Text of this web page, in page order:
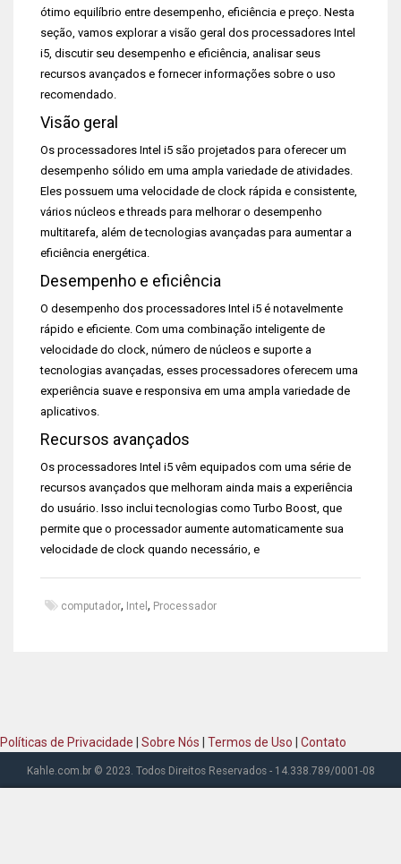
ótimo equilíbrio entre desempenho, eficiência e preço. Nesta
seção, vamos explorar a visão geral dos processadores Intel
i5, discutir seu desempenho e eficiência, analisar seus
recursos avançados e fornecer informações sobre o uso
recomendado.
Visão geral
Os processadores Intel i5 são projetados para oferecer um
desempenho sólido em uma ampla variedade de atividades.
Eles possuem uma velocidade de clock rápida e consistente,
vários núcleos e threads para melhorar o desempenho
multitarefa, além de tecnologias avançadas para aumentar a
eficiência energética.
Desempenho e eficiência
O desempenho dos processadores Intel i5 é notavelmente
rápido e eficiente. Com uma combinação inteligente de
velocidade do clock, número de núcleos e suporte a
tecnologias avançadas, esses processadores oferecem uma
experiência suave e responsiva em uma ampla variedade de
aplicativos.
Recursos avançados
Os processadores Intel i5 vêm equipados com uma série de
recursos avançados que melhoram ainda mais a experiência
do usuário. Isso inclui tecnologias como Turbo Boost, que
permite que o processador aumente automaticamente sua
velocidade de clock quando necessário, e
computador, Intel , Processador
Políticas de Privacidade Sobre Nós Termos de Uso Contato
Kahle.com.br © 2023. Todos Direitos Reservados - 14.338.789/0001-08